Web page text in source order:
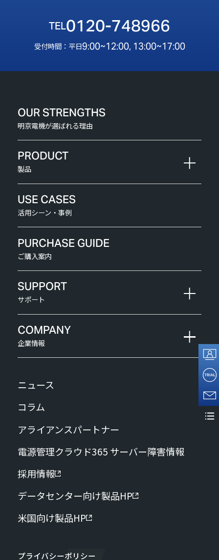
0120-748966
受付時間：平日9:00~12:00, 13:00~17:00
OUR STRENGTHS
明京電機が選ばれる理由
PRODUCT
製品
USE CASES
活用シーン・事例
PURCHASE GUIDE
ご購入案内
SUPPORT
サポート
COMPANY
企業情報
ニュース
コラム
アライアンスパートナー
電源管理クラウド365 サーバー障害情報
採用情報
データセンター向け製品HP
米国向け製品HP
プライバシーポリシー